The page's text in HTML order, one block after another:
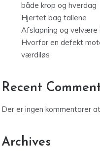
både krop og hverdag
Hjertet bag tallene
Afslapning og velvære
Hvorfor en defekt
værdiløs
Recent
Der er ingen kommentarer
Archives